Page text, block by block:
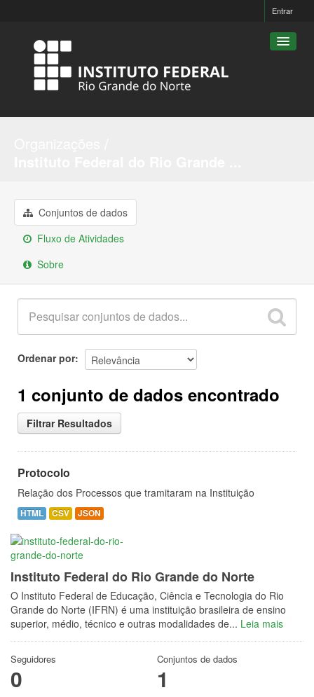
Entrar
Sobre
Conjuntos de dados
Fluxo de Atividades
Sobre
Ordenar por
1 conjunto de dados encontrado
Filtrar Resultados
Protocolo
Relação dos Processos que tramitaram na Instituição
HTML CSV JSON
Instituto Federal do Rio Grande do Norte
O Instituto Federal de Educação, Ciência e Tecnologia do Rio
Grande do Norte (IFRN) é uma instituição brasileira de ensino
superior, médio, técnico e outras modalidades de... Leia mais
Seguidores
0
Conjuntos de dados
1